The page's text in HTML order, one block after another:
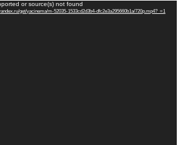
or source(s) not found
get/yacinema/m-52035-1533cd2d3b4-dfc2e3a295660b1a/720p.mp4?_=1